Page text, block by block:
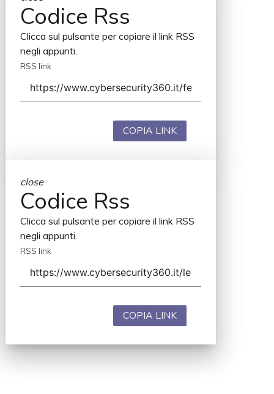
Codice Rss
Clicca sul pulsante per copiare il link RSS
negli appunti.
RSS link
COPIA LINK
close
Codice Rss
Clicca sul pulsante per copiare il link RSS
negli appunti.
RSS link
COPIA LINK